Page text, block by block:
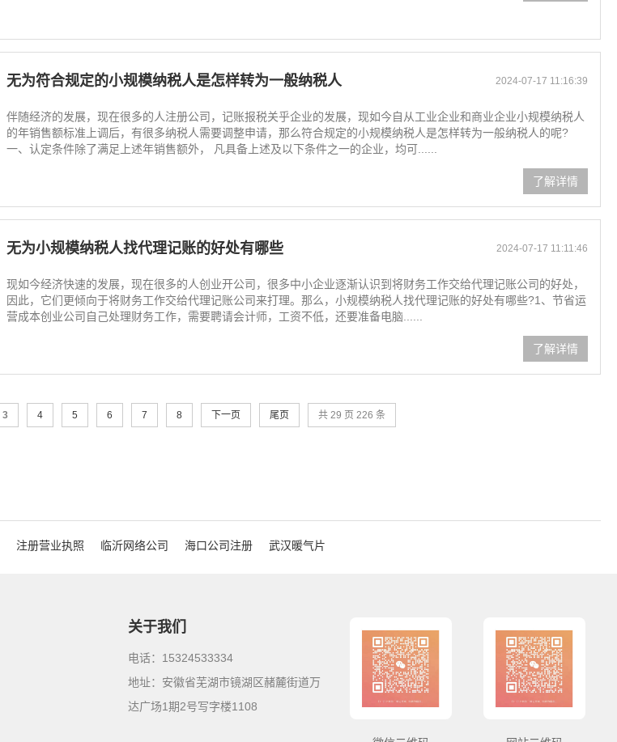
2024-07-17 11:16:39
无为符合规定的小规模纳税人是怎样转为一般纳税人
伴随经济的发展，现在很多的人注册公司，记账报税关乎企业的发展，现如今自从工业企业和商业企业小规模纳税人
的年销售额标准上调后，有很多纳税人需要调整申请，那么符合规定的小规模纳税人是怎样转为一般纳税人的呢?
一、认定条件除了满足上述年销售额外， 凡具备上述及以下条件之一的企业，均可......
了解详情
2024-07-17 11:11:46
无为小规模纳税人找代理记账的好处有哪些
现如今经济快速的发展，现在很多的人创业开公司，很多中小企业逐渐认识到将财务工作交给代理记账公司的好处，
因此，它们更倾向于将财务工作交给代理记账公司来打理。那么，小规模纳税人找代理记账的好处有哪些?1、节省运
营成本创业公司自己处理财务工作，需要聘请会计师，工资不低，还要准备电脑......
了解详情
3 4 5 6 7 8 下一页 尾页 共 29 页 226 条
注册营业执照 临沂网络公司 海口公司注册 武汉暖气片
关于我们
电话：15324533334
地址：安徽省芜湖市镜湖区赭麓街道万
达广场1期2号写字楼1108